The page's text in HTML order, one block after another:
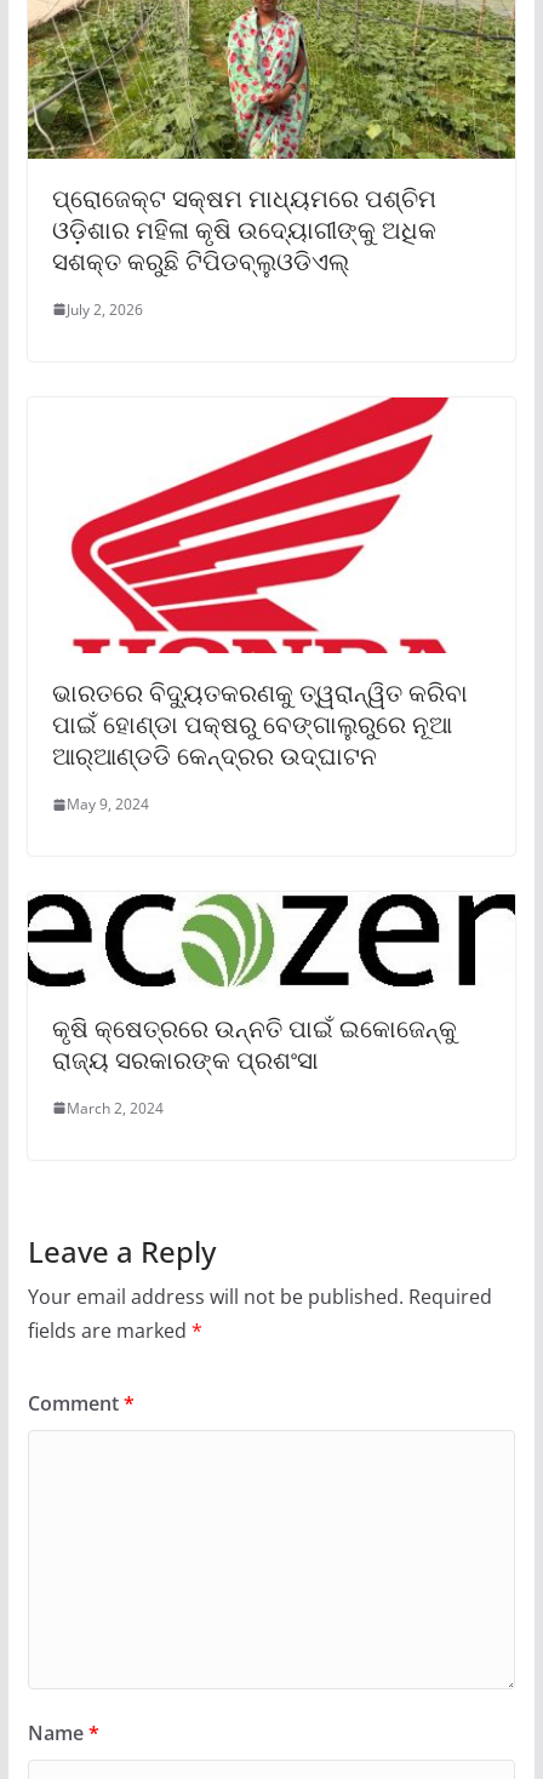
ପ୍ରୋଜେକ୍ଟ ସକ୍ଷମ ମାଧ୍ୟମରେ ପଶ୍ଚିମ
ଓଡ଼ିଶାର ମହିଳା କୃଷି ଉଦ୍ୟୋଗୀଙ୍କୁ ଅଧିକ
ସଶକ୍ତ କରୁଛି ଟିପିଡବ୍ଲୁଓଡିଏଲ୍
July 2, 2026
ଭାରତରେ ବିଦ୍ୟୁତକରଣକୁ ତ୍ୱରାନ୍ୱିତ କରିବା
ପାଇଁ ହୋଣ୍ଡା ପକ୍ଷରୁ ବେଙ୍ଗାଲୁରୁରେ ନୂଆ
ଆର୍‌ଆଣ୍ଡଡି କେନ୍ଦ୍ରର ଉଦ୍‌ଘାଟନ
May 9, 2024
କୃଷି କ୍ଷେତ୍ରରେ ଉନ୍ନତି ପାଇଁ ଇକୋଜେନ୍‌କୁ
ରାଜ୍ୟ ସରକାରଙ୍କ ପ୍ରଶଂସା
March 2, 2024
Leave a Reply
Your email address will not be published. Required
fields are marked *
Comment*
Name*